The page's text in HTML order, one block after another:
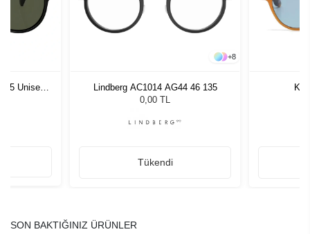
55 Unisex
+8
Lindberg AC1014 AG44 46 135
0,00 TL
Tükendi
SON BAKTIĞINIZ ÜRÜNLER